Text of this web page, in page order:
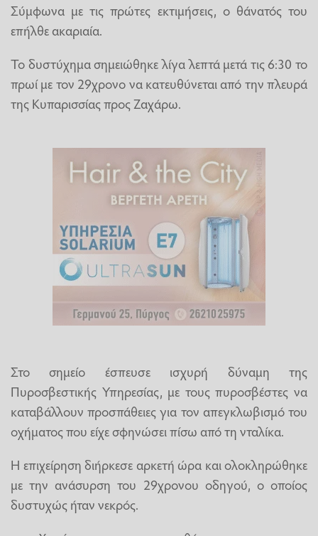
Σύμφωνα με τις πρώτες εκτιμήσεις, ο θάνατός του
επήλθε ακαριαία.
Το δυστύχημα σημειώθηκε λίγα λεπτά μετά τις 6:30 το
πρωί με τον 29χρονο να κατευθύνεται από την πλευρά
της Κυπαρισσίας προς Ζαχάρω.
Στο σημείο έσπευσε ισχυρή δύναμη της
Πυροσβεστικής Υπηρεσίας, με τους πυροσβέστες να
καταβάλλουν προσπάθειες για τον απεγκλωβισμό του
οχήματος που είχε σφηνώσει πίσω από τη νταλίκα.
Η επιχείρηση διήρκεσε αρκετή ώρα και ολοκληρώθηκε
με την ανάσυρση του 29χρονου οδηγού, ο οποίος
δυστυχώς ήταν νεκρός.